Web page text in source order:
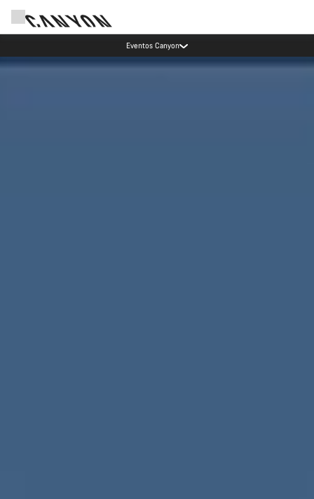
Ahorra con el newsletter Canyon